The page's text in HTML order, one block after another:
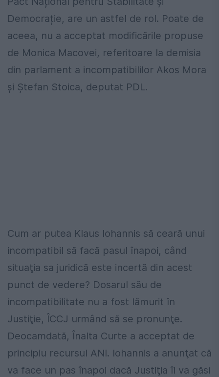
Democrație, are un astfel de rol. Poate de
aceea, nu a acceptat modificările propuse
de Monica Macovei, referitoare la demisia
din parlament a incompatibililor Akos Mora
și Ștefan Stoica, deputat PDL.
Cum ar putea Klaus Iohannis să ceară unui
incompatibil să facă pasul înapoi, când
situaţia sa juridică este incertă din acest
punct de vedere? Dosarul său de
incompatibilitate nu a fost lămurit în
Justiţie, ÎCCJ urmând să se pronunţe.
Deocamdată, Înalta Curte a acceptat de
principiu recursul ANI. Iohannis a anunţat că
va face un pas înapoi dacă Justiţia îl va găsi